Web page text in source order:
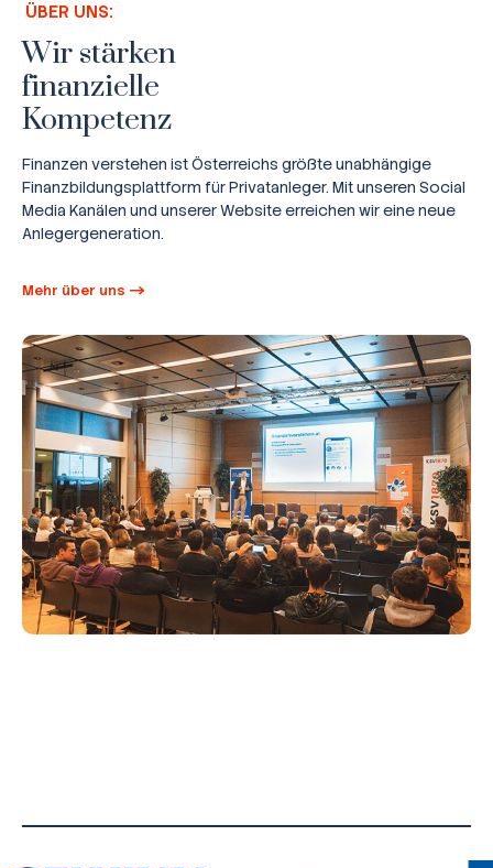
ÜBER UNS:
Wir stärken
finanzielle
Kompetenz
Finanzen verstehen ist Österreichs größte unabhängige
Finanzbildungsplattform für Privatanleger. Mit unseren Social
Media Kanälen und unserer Website erreichen wir eine neue
Anlegergeneration.
Mehr über uns